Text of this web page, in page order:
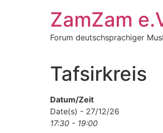
ZamZam
Forum deutschsprachiger
Tafsirkreis
Datum/Zeit
Date(s) - 27/12/26
17:30 - 19:00